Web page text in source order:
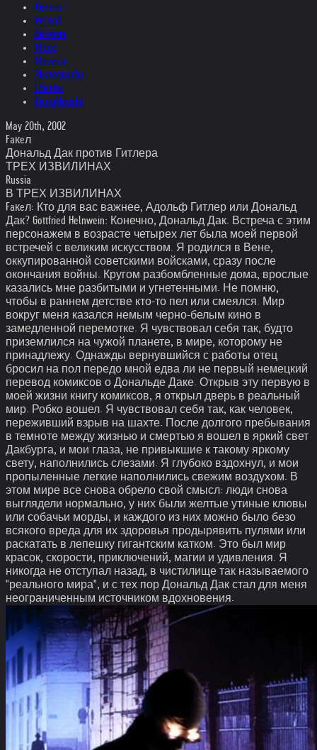
Austria
Ireland
Helvetia
Music
Museum
Photography
Theater
Kristallnacht
May 20th, 2002
Faкeл
Дональд Дак против Гитлера
ТРЕХ ИЗВИЛИНАХ
Russia
В ТРЕХ ИЗВИЛИНАХ
Faкeл: Кто для вас важнее, Адольф Гитлер или Дональд
Дак? Gottfried Helnwein: Конечно, Дональд Дак. Встреча с этим
персонажем в возрасте четырех лет была моей первой
встречей с великим искусством. Я родился в Вене,
оккупированной советскими войсками, сразу после
окончания войны. Кругом разбомбленные дома, врослые
казались мне разбитыми и угнетенными. Не помню,
чтобы в раннем детстве кто-то пел или смеялся. Мир
вокруг меня казался немым черно-белым кино в
замедленной перемотке. Я чувствовал себя так, будто
приземлился на чужой планете, в мире, которому не
принадлежу. Однажды вернувшийся с работы отец
бросил на пол передо мной едва ли не первый немецкий
перевод комиксов о Дональде Даке. Открыв эту первую в
моей жизни книгу комиксов, я открыл дверь в реальный
мир. Робко вошел. Я чувствовал себя так, как человек,
переживший взрыв на шахте. После долгого пребывания
в темноте между жизнью и смертью я вошел в яркий свет
Дакбурга, и мои глаза, не привыкшие к такому яркому
свету, наполнились слезами. Я глубоко вздохнул, и мои
пропыленные легкие наполнились свежим воздухом. В
этом мире все снова обрело свой смысл: люди снова
выглядели нормально, у них были желтые утиные клювы
или собачьи морды, и каждого из них можно было безо
всякого вреда для их здоровья продырявить пулями или
раскатать в лепешку гигантским катком. Это был мир
красок, скорости, приключений, магии и удивления. Я
никогда не отступал назад, в чистилище так называемого
"реального мира", и с тех пор Дональд Дак стал для меня
неограниченным источником вдохновения.